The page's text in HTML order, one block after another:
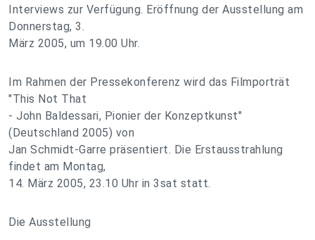
Interviews zur Verfügung. Eröffnung der Ausstellung am
Donnerstag, 3.
März 2005, um 19.00 Uhr.
Im Rahmen der Pressekonferenz wird das Filmporträt
"This Not That
- John Baldessari, Pionier der Konzeptkunst"
(Deutschland 2005) von
Jan Schmidt-Garre präsentiert. Die Erstausstrahlung
findet am Montag,
14. März 2005, 23.10 Uhr in 3sat statt.
Die Ausstellung